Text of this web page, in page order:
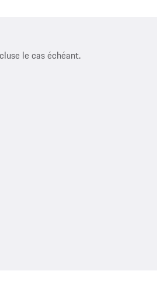
le cas échéant.